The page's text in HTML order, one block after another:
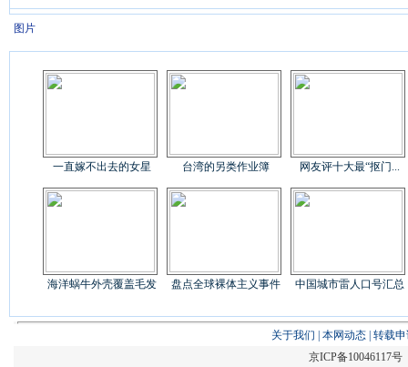
图片
一直嫁不出去的女星 台湾的另类作业簿 网友评十大最“抠门...
海洋蜗牛外壳覆盖毛发 盘点全球裸体主义事件 中国城市雷人口号汇总
关于我们 本网动态 转载
京ICP备10046117